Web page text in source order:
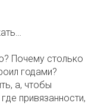
Почему столько
годами?
а, чтобы
привязанности,